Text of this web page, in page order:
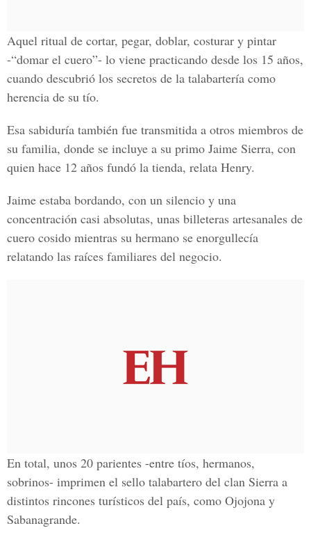
Aquel ritual de cortar, pegar, doblar, costurar y pintar
-“domar el cuero”- lo viene practicando desde los 15 años,
cuando descubrió los secretos de la talabartería como
herencia de su tío.
Esa sabiduría también fue transmitida a otros miembros de
su familia, donde se incluye a su primo Jaime Sierra, con
quien hace 12 años fundó la tienda, relata Henry.
Jaime estaba bordando, con un silencio y una
concentración casi absolutas, unas billeteras artesanales de
cuero cosido mientras su hermano se enorgullecía
relatando las raíces familiares del negocio.
En total, unos 20 parientes -entre tíos, hermanos,
sobrinos- imprimen el sello talabartero del clan Sierra a
distintos rincones turísticos del país, como Ojojona y
Sabanagrande.